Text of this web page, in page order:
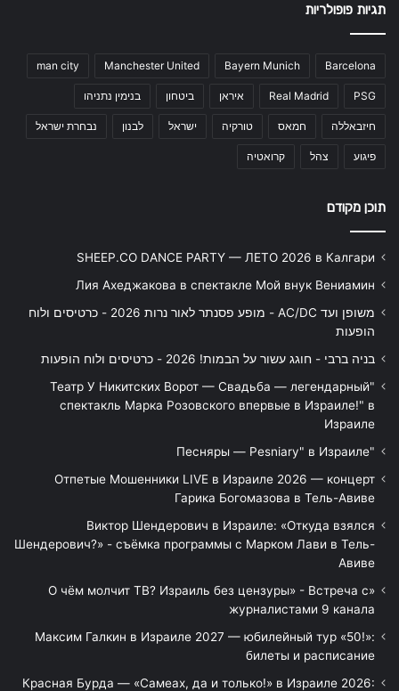
תגיות פופולריות
Barcelona
Bayern Munich
Manchester United
man city
PSG
Real Madrid איראן ביטחון בנימין נתניהו
חיזבאללה חמאס טורקיה ישראל לבנון נבחרת ישראל
פיגוע צהל קרואטיה
תוכן מקודם
SHEEP.CO DANCE PARTY — ЛЕТО 2026 в Калгари
Лия Ахеджакова в спектакле Мой внук Вениамин
משופן ועד AC/DC - מופע פסנתר לאור נרות 2026 - כרטיסים ולוח
הופעות
בניה ברבי - חוגג עשור על הבמות! 2026 - כרטיסים ולוח הופעות
"Театр У Никитских Ворот — Свадьба — легендарный
спектакль Марка Розовского впервые в Израиле!" в
Израиле
"Песняры — Pesniary" в Израиле
Отпетые Мошенники LIVE в Израиле 2026 — концерт
Гарика Богомазова в Тель-Авиве
Виктор Шендерович в Израиле: «Откуда взялся
Шендерович?» - съёмка программы с Марком Лави в Тель-
Авиве
«О чём молчит ТВ? Израиль без цензуры» - Встреча с
журналистами 9 канала
Максим Галкин в Израиле 2027 — юбилейный тур «50!»:
билеты и расписание
Красная Бурда — «Самеах, да и только!» в Израиле 2026: